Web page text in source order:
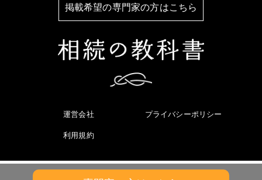
掲載希望の専門家の方はこちら
運営会社 プライバシーポリシー
利用規約